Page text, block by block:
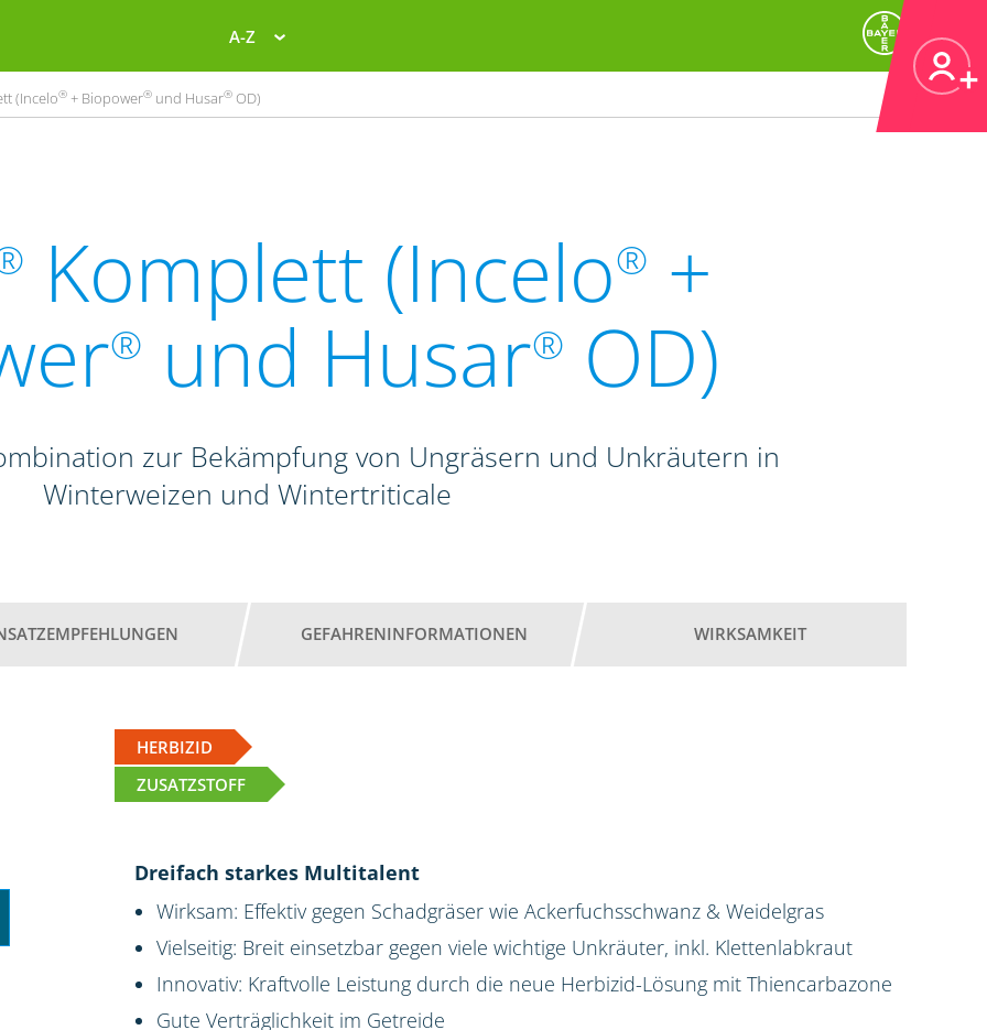
A-Z
(Incelo® + Biopower® und Husar® OD)
Komplett (Incelo® +
® und Husar® OD)
zur Bekämpfung von Ungräsern und Unkräutern in
Winterweizen und Wintertriticale
GEFAHRENINFORMATIONEN WIRKSAMKEIT
HERBIZID
ZUSATZSTOFF
Dreifach starkes Multitalent
Wirksam: Effektiv gegen Schadgräser wie Ackerfuchsschwanz & Weidelgras
Vielseitig: Breit einsetzbar gegen viele wichtige Unkräuter, inkl. Klettenlabkraut
Innovativ: Kraftvolle Leistung durch die neue Herbizid-Lösung mit Thiencarbazone
Gute Verträglichkeit im Getreide